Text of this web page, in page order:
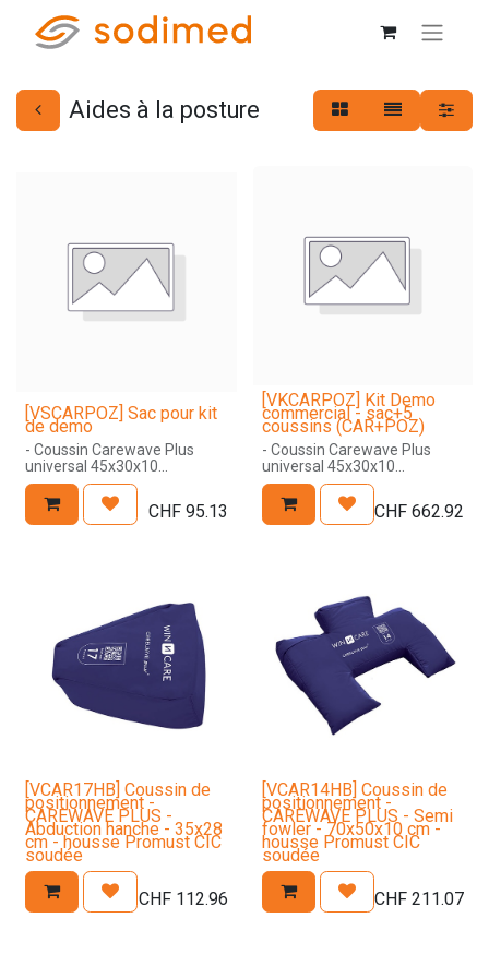
Aides à la posture
[VSCARPOZ] Sac pour kit
de demo
- Coussin Carewave Plus
universal 45x30x10
- Coussin Poz In Form Plus
circulaire 50x45xD10
- Coussin Poz in Form Plus
CHF 95.13
[VKCARPOZ] Kit Demo
commercial - sac+5
coussins (CAR+POZ)
- Coussin Carewave Plus
universal 45x30x10
- Coussin Poz In Form Plus
circulaire 50x45xD10
- Coussin Poz in Form Plus
Lateral 180x55x15
CHF 662.92
[VCAR17HB] Coussin de
positionnement -
CAREWAVE PLUS -
Abduction hanche - 35x28
cm - housse Promust CIC
soudée
CHF 112.96
[VCAR14HB] Coussin de
positionnement -
CAREWAVE PLUS - Semi
fowler - 70x50x10 cm -
housse Promust CIC
soudée
CHF 211.07